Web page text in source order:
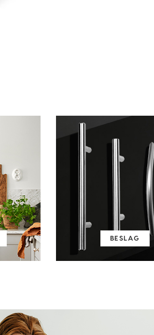
BESLAG